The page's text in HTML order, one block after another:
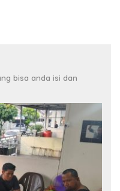
bisa anda isi dan